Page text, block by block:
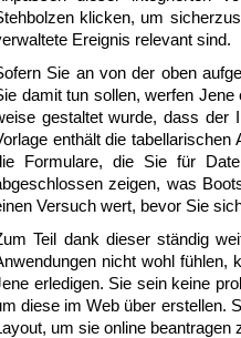
klicken, um
Ereignis relevant sind.
Sie an von der oben
damit tun sollen, werfen
gestaltet wurde, dass der
enthält die
Formulare, die Sie für
zeigen, was
Versuch wert, bevor Sie
Teil dank dieser ständig
nicht wohl fühlen,
erledigen. Sie sein keine
diese im Web über erstellen.
um sie online beantragen